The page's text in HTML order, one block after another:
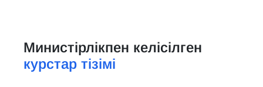
Министірлікпен келісілген
курстар тізімі